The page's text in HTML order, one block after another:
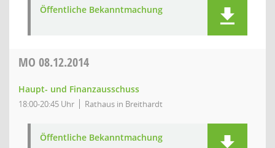
Öffentliche Bekanntmachung
MO 08.12.2014
Haupt- und Finanzausschuss
18:00-20:45 Uhr Rathaus in Breithardt
Öffentliche Bekanntmachung